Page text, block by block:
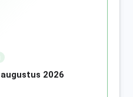
2026